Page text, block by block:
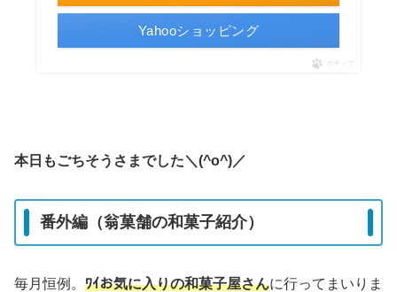
Yahooショッピング
ポチップ
本日もごちそうさまでした＼(^o^)／
番外編（翁菓舗の和菓子紹介）
毎月恒例。 ﾜｲお気に入りの和菓子屋さんに行ってまいりま